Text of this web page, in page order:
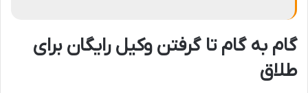
گام به گام تا گرفتن وکیل رایگان برای
طلاق